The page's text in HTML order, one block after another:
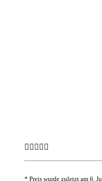
* Preis wurde zuletzt am 6.